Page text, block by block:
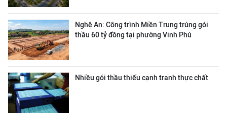
Nghệ An: Công trình Miền Trung trúng gói
thầu 60 tỷ đồng tại phường Vinh Phú
Nhiều gói thầu thiếu cạnh tranh thực chất